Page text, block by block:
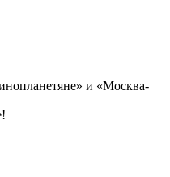
и «Москва-